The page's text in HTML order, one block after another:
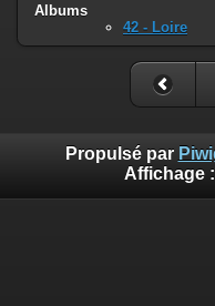
Albums
42 - Loire
Propulsé par
Affichage :